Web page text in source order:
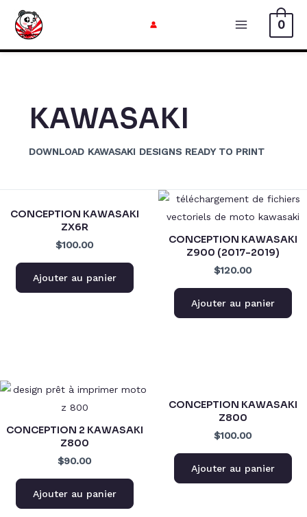
Menu
0
KAWASAKI
DOWNLOAD KAWASAKI DESIGNS READY TO PRINT
CONCEPTION KAWASAKI
ZX6R
$100.00
Ajouter au panier
CONCEPTION KAWASAKI
Z900 (2017-2019)
$120.00
Ajouter au panier
CONCEPTION 2 KAWASAKI
Z800
$90.00
Ajouter au panier
CONCEPTION KAWASAKI
Z800
$100.00
Ajouter au panier